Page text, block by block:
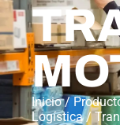
Inicio/
Logística/